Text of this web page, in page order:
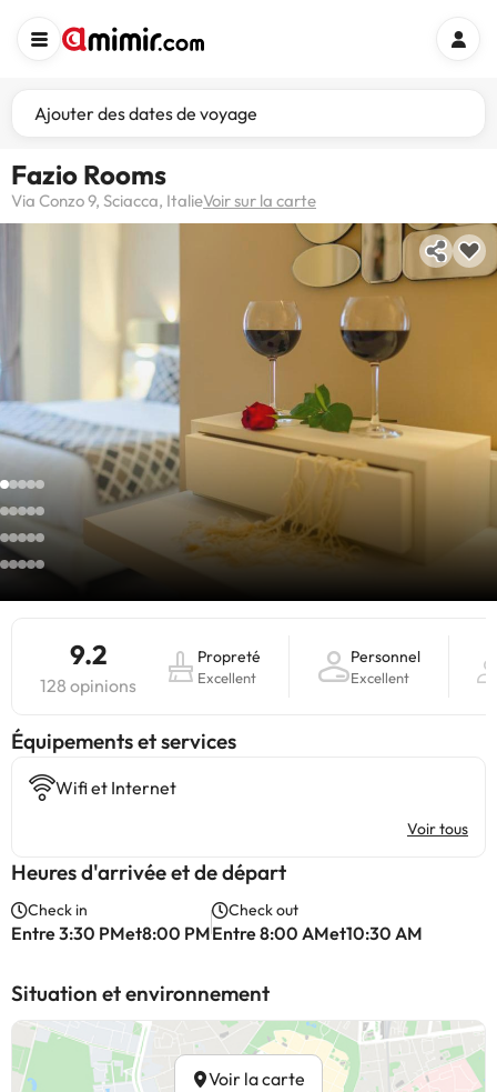
Ajouter des dates de voyage
Fazio Rooms
Via Conzo 9, Sciacca, ItalieVoir sur la carte
9.2
128 opinions
Propreté
Excellent
Personnel
Excellent
​Équipements et services
Wifi et Internet
Voir tous
Heures d'arrivée et de départ
Check in
Entre 3:30 PMet8:00 PM
Check out
Entre 8:00 AMet10:30 AM
Situation et environnement
Voir la carte